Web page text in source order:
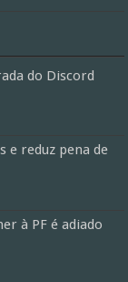
do Discord
e reduz pena de
à PF é adiado